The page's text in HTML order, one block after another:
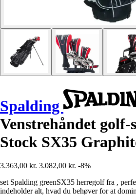
Spalding
Venstrehåndet
Stock SX35
3.363,00 kr. 3.082,00 kr. -8%
set Spalding greenSX35 herregolf fra ,
indeholder alt, hvad du behøver for at